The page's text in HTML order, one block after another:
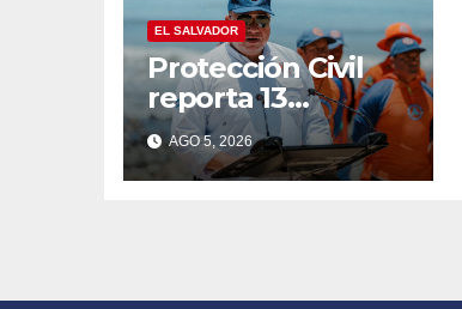
EL SALVADOR
Protección Civil
reporta 13
muertes en lo que
va de vacaciones
de agosto
AGO 5, 2026